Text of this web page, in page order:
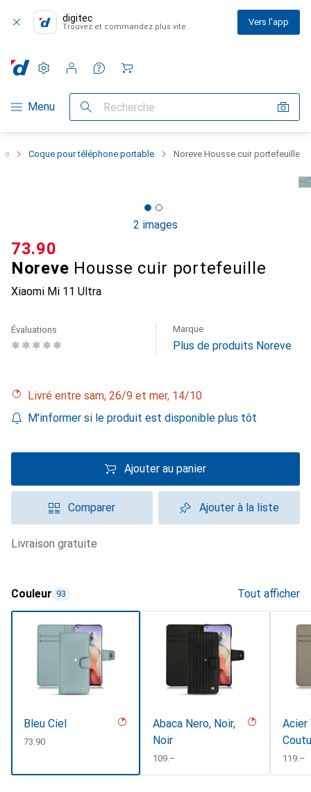
digitec
Trouvez et commandez plus vite Vers l'app
Navigation par catégorie
Menu Recherche
Paramètres
Compte client
Listes de comparaison
Listes d'envies
Panier
Coque pour téléphone portable Noreve Housse cuir portefeuille
2 images
Noreve Housse cuir portefeuille
Xiaomi Mi 11 Ultra
CHF
73.90
Évaluations Marque
Plus de produits Noreve
Livré entre sam, 26/9 et mer, 14/10
M'informer si le produit est disponible plus tôt
Ajouter au panier
Comparer Ajouter à la liste
livraison gratuite
Couleur 93 Tout afficher
Bleu Ciel
CHF
73.90
Abaca Nero, Noir,
Noir
CHF
109.–
Acier
CHF
119.–